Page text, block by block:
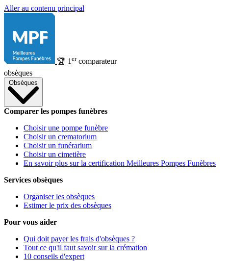
Aller au contenu principal
🏆 1 ercomparateur
obsèques
Obsèques
Comparer les pompes funèbres
Choisir une pompe funèbre
Choisir un crematorium
Choisir un funérarium
Choisir un cimetière
En savoir plus sur la certification Meilleures Pompes Funèbres
Services obsèques
Organiser les obsèques
Estimer le prix des obsèques
Pour vous aider
Qui doit payer les frais d'obsèques ?
Tout ce qu'il faut savoir sur la crémation
10 conseils d'expert